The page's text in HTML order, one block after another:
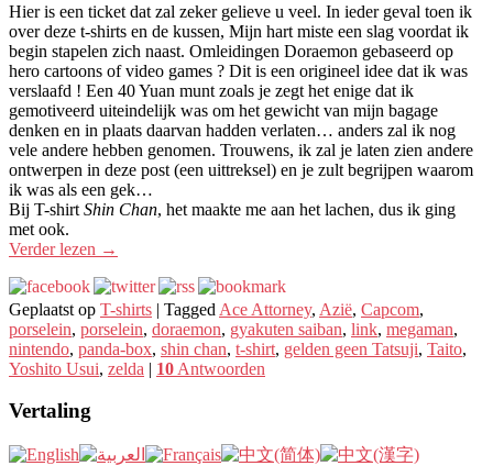
Hier is een ticket dat zal zeker gelieve u veel. In ieder geval toen ik
over deze t-shirts en de kussen, Mijn hart miste een slag voordat ik
begin stapelen zich naast. Omleidingen Doraemon gebaseerd op
hero cartoons of video games ? Dit is een origineel idee dat ik was
verslaafd ! Een 40 Yuan munt zoals je zegt het enige dat ik
gemotiveerd uiteindelijk was om het gewicht van mijn bagage
denken en in plaats daarvan hadden verlaten… anders zal ik nog
vele andere hebben genomen. Trouwens, ik zal je laten zien andere
ontwerpen in deze post (een uittreksel) en je zult begrijpen waarom
ik was als een gek…
Bij T-shirt Shin Chan, het maakte me aan het lachen, dus ik ging
met ook.
Verder lezen →
Geplaatst op T-shirts | Tagged Ace Attorney, Azië, Capcom,
porselein, porselein, doraemon, gyakuten saiban, link, megaman,
nintendo, panda-box, shin chan, t-shirt, gelden geen Tatsuji, Taito,
Yoshito Usui, zelda | 10 Antwoorden
Vertaling